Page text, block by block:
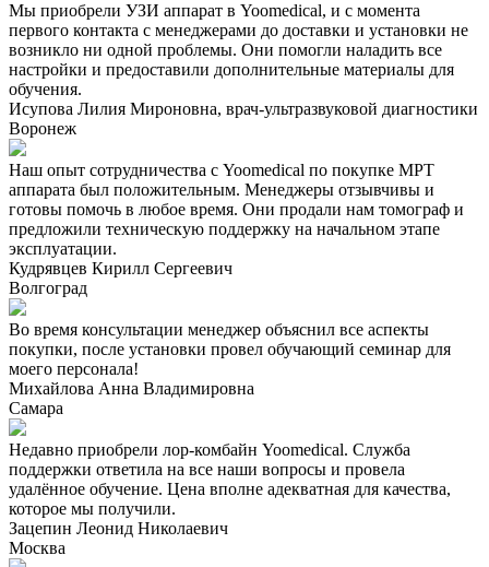
Мы приобрели УЗИ аппарат в Yoomedical, и с момента
первого контакта с менеджерами до доставки и установки не
возникло ни одной проблемы. Они помогли наладить все
настройки и предоставили дополнительные материалы для
обучения.
Исупова Лилия Мироновна, врач-ультразвуковой диагностики
Воронеж
Наш опыт сотрудничества с Yoomedical по покупке МРТ
аппарата был положительным. Менеджеры отзывчивы и
готовы помочь в любое время. Они продали нам томограф и
предложили техническую поддержку на начальном этапе
эксплуатации.
Кудрявцев Кирилл Сергеевич
Волгоград
Во время консультации менеджер объяснил все аспекты
покупки, после установки провел обучающий семинар для
моего персонала!
Михайлова Анна Владимировна
Самара
Недавно приобрели лор-комбайн Yoomedical. Служба
поддержки ответила на все наши вопросы и провела
удалённое обучение. Цена вполне адекватная для качества,
которое мы получили.
Зацепин Леонид Николаевич
Москва